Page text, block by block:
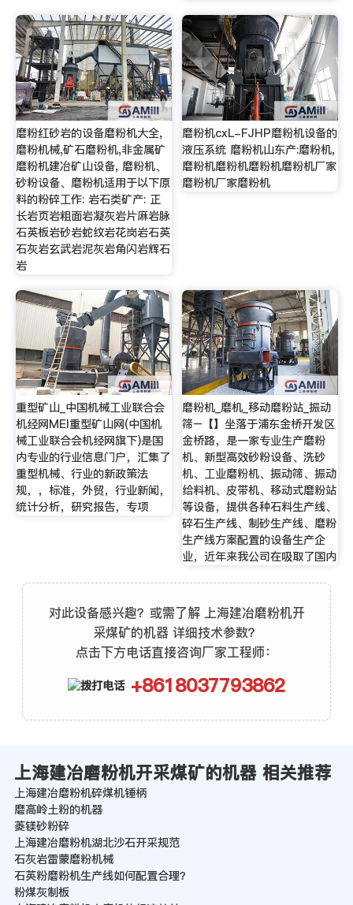
磨粉红砂岩的设备磨粉机大全,
磨粉机械,矿石磨粉机,非金属矿
磨粉机建冶矿山设备, 磨粉机、
砂粉设备、磨粉机适用于以下原
料的粉碎工作: 岩石类矿产: 正
长岩页岩粗面岩凝灰岩片麻岩脉
石英板岩砂岩蛇纹岩花岗岩石英
石灰岩玄武岩泥灰岩角闪岩辉石
岩
磨粉机cxL-FJHP磨粉机设备的
液压系统 磨粉机山东产:磨粉机,
磨粉机磨粉机磨粉机磨粉机厂家
磨粉机厂家磨粉机
重型矿山_中国机械工业联合会
机经网MEI重型矿山网(中国机
械工业联合会机经网旗下)是国
内专业的行业信息门户，汇集了
重型机械、行业的新政策法
规，，标准，外贸，行业新闻，
统计分析，研究报告，专项
磨粉机_磨机_移动磨粉站_振动
筛–【】坐落于浦东金桥开发区
金桥路，是一家专业生产磨粉
机、新型高效砂粉设备、洗砂
机、工业磨粉机、振动筛、振动
给料机、皮带机、移动式磨粉站
等设备，提供各种石料生产线、
碎石生产线、制砂生产线、磨粉
生产线方案配置的设备生产企
业，近年来我公司在吸取了国内
对此设备感兴趣？或需了解 上海建冶磨粉机开
采煤矿的机器 详细技术参数？
点击下方电话直接咨询厂家工程师：
+8618037793862
上海建冶磨粉机开采煤矿的机器 相关推荐
上海建冶磨粉机碎煤机锤柄
磨高岭土粉的机器
菱镁砂粉碎
上海建冶磨粉机湖北沙石开采规范
石灰岩雷蒙磨粉机械
石英粉磨粉机生产线如何配置合理？
粉煤灰制板